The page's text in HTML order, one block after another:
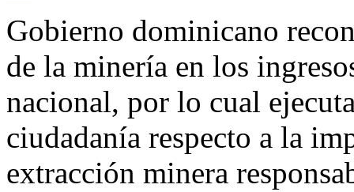
Gobierno dominicano
de la minería en los
nacional, por lo cual
ciudadanía respecto a la
extracción minera